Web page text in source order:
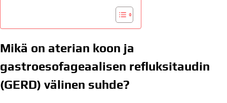
Mikä on aterian koon ja
gastroesofageaalisen refluksitaudin
(GERD) välinen suhde?